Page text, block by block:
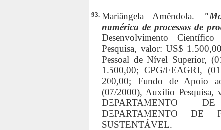
93. Mariângela Amêndola.
numérica de processos de
Desenvolvimento
Pesquisa, valor: US$
Pessoal de Nível Superior,
1.500,00; CPG/FEAGRI,
200,00; Fundo de Apoio
(07/2000), Auxílio Pesquisa,
DEPARTAMENTO
DEPARTAMENTO DE
SUSTENTÁVEL.